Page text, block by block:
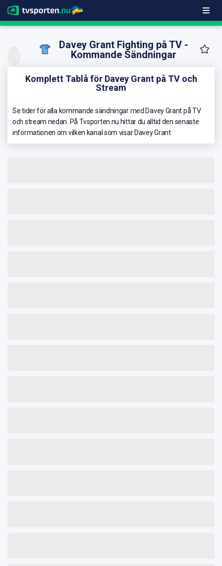
Davey Grant Fighting på TV -
Kommande Sändningar
Komplett Tablå för Davey Grant på TV och
Stream
Se tider för alla kommande sändningar med Davey Grant på TV
och stream nedan. På Tvsporten.nu hittar du alltid den senaste
informationen om vilken kanal som visar Davey Grant.